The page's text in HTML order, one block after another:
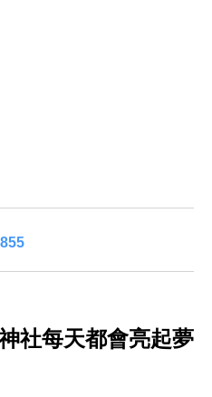
社每天都會亮起夢